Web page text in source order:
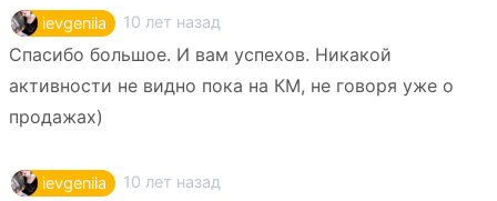
ievgeniia 10 лет назад
Спасибо большое. И вам успехов. Никакой
активности не видно пока на КМ, не говоря уже о
продажах)
ievgeniia 10 лет назад